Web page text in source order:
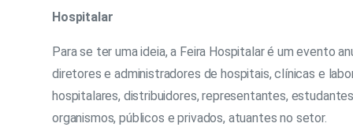
Hospitalar
Para se ter uma ideia, a Feira Hospitalar é um evento
diretores e administradores de hospitais, clínicas e
hospitalares, distribuidores, representantes,
organismos, públicos e privados, atuantes no setor.